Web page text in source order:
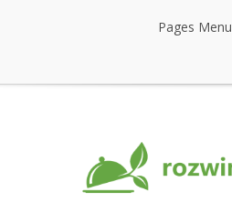
Pages Menu